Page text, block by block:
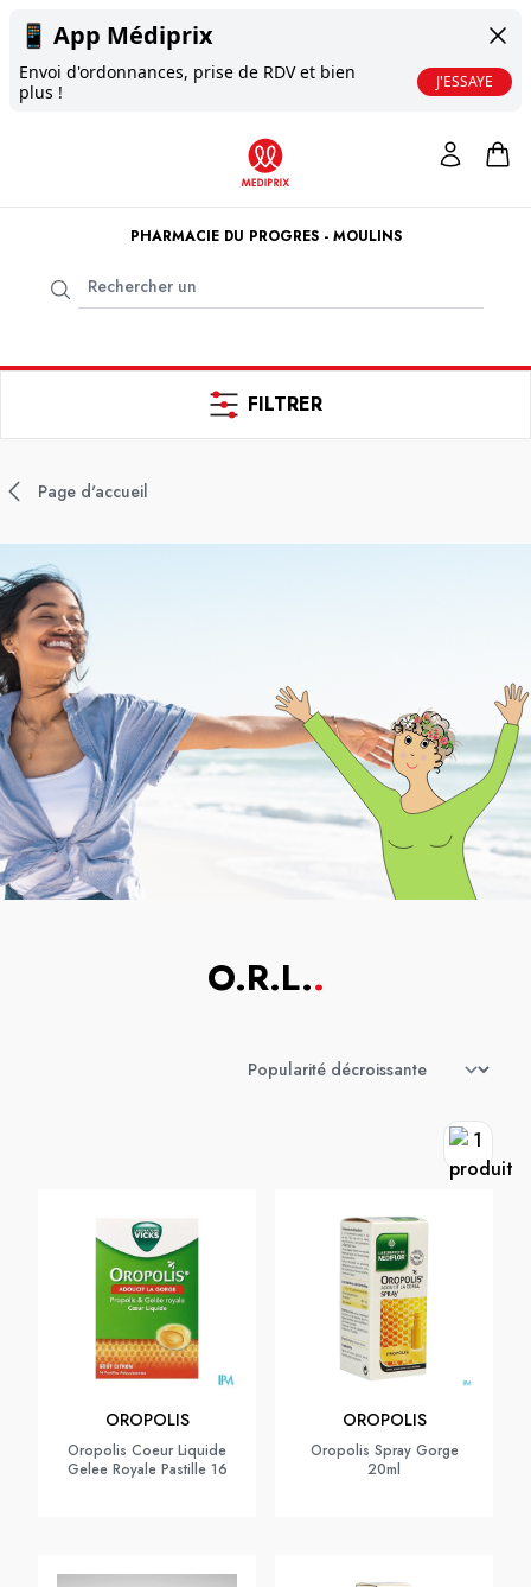
📱 App Médiprix
Envoi d'ordonnances, prise de RDV et bien
plus !
J'ESSAYE
PHARMACIE DU PROGRES - MOULINS
FILTRER
Page d'accueil
O.R.L..
OROPOLIS
Oropolis Coeur Liquide
Gelee Royale Pastille 16
OROPOLIS
Oropolis Spray Gorge
20ml